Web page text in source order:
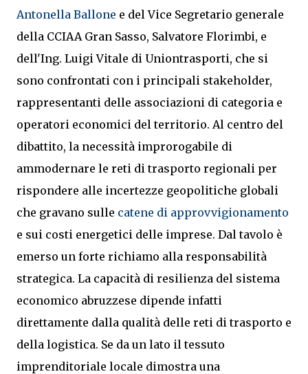
Antonella Ballone e del Vice Segretario generale
della CCIAA Gran Sasso, Salvatore Florimbi, e
dell'Ing. Luigi Vitale di Uniontrasporti, che si
sono confrontati con i principali stakeholder,
rappresentanti delle associazioni di categoria e
operatori economici del territorio. Al centro del
dibattito, la necessità improrogabile di
ammodernare le reti di trasporto regionali per
rispondere alle incertezze geopolitiche globali
che gravano sulle catene di approvvigionamento
e sui costi energetici delle imprese. Dal tavolo è
emerso un forte richiamo alla responsabilità
strategica. La capacità di resilienza del sistema
economico abruzzese dipende infatti
direttamente dalla qualità delle reti di trasporto e
della logistica. Se da un lato il tessuto
imprenditoriale locale dimostra una